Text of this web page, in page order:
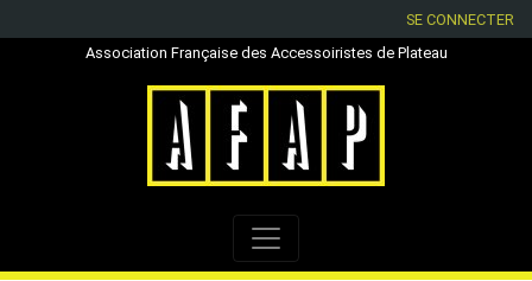
SE CONNECTER
Association Française des Accessoiristes de Plateau